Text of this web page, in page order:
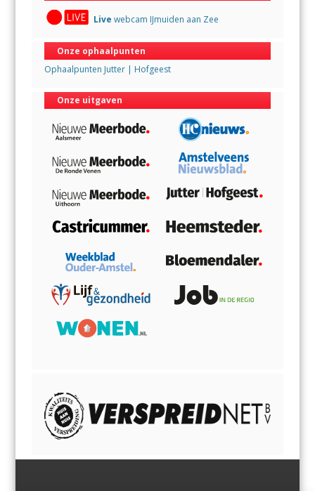
Live webcam IJmuiden aan Zee
Onze ophaalpunten
Ophaalpunten Jutter | Hofgeest
Onze uitgaven